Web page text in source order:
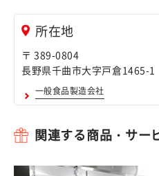
所在地
〒 389-0804
長野県千曲市大字戸倉1465-
一般食品製造会社
関連する商品・サー